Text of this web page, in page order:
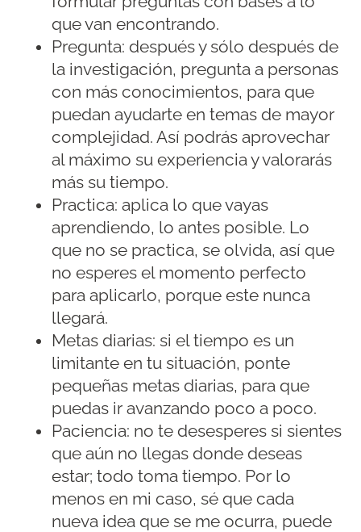
que van encontrando.
Pregunta: después y sólo después de
la investigación, pregunta a personas
con más conocimientos, para que
puedan ayudarte en temas de mayor
complejidad. Así podrás aprovechar
al máximo su experiencia y valorarás
más su tiempo.
Practica: aplica lo que vayas
aprendiendo, lo antes posible. Lo
que no se practica, se olvida, así que
no esperes el momento perfecto
para aplicarlo, porque este nunca
llegará.
Metas diarias: si el tiempo es un
limitante en tu situación, ponte
pequeñas metas diarias, para que
puedas ir avanzando poco a poco.
Paciencia: no te desesperes si sientes
que aún no llegas donde deseas
estar; todo toma tiempo. Por lo
menos en mi caso, sé que cada
nueva idea que se me ocurra, puede